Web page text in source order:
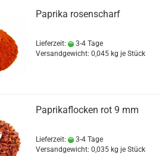
Paprika rosenscharf
Lieferzeit:
3-4 Tage
Versandgewicht: 0,045kg je Stück
Paprikaflocken rot 9 mm
Lieferzeit:
3-4 Tage
Versandgewicht: 0,035kg je Stück